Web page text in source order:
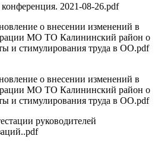
2021-08-26.pdf
о внесении изменений в
МО ТО Калининский район о
и стимулирования труда в ОО.pdf
о внесении изменений в
МО ТО Калининский район о
и стимулирования труда в ОО.pdf
руководителей